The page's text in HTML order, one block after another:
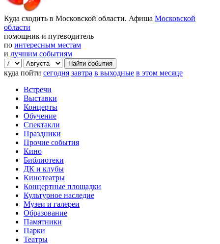
Куда сходить в Московской области. Афиша Московской
области
помощник и путеводитель
по интересным местам
и лучшим событиям
куда пойти сегодня завтра в выходные в этом месяце
Встречи
Выставки
Концерты
Обучение
Спектакли
Праздники
Прочие события
Кино
Библиотеки
ДК и клубы
Кинотеатры
Концертные площадки
Культурное наследие
Музеи и галереи
Образование
Памятники
Парки
Театры